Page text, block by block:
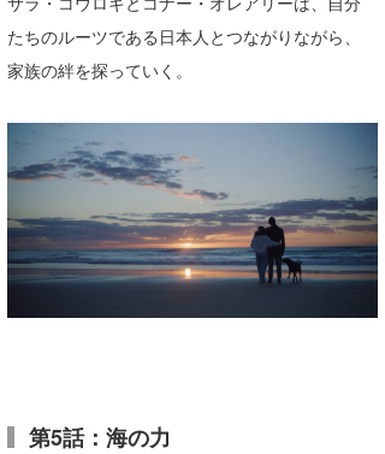
たちのルーツである日本人とつながりながら、
家族の絆を探っていく。
第5話：海の力